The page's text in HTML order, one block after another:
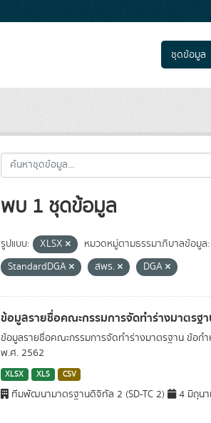
ชุดข้อมูล
พบ 1 ชุดข้อมูล
รูปแบบ: XLSX หมวดหมู่ตามธรรมาภิบาลข้อมูล:
StandardDGA
สพร. DGA
ข้อมูลรายชื่อคณะกรรมการจัดทำร่างมาตรฐ
ข้อมูลรายชื่อคณะกรรมการจัดทำร่างมาตรฐาน ข้อก
พ.ศ. 2562
XLSX XLS CSV
ทีมพัฒนามาตรฐานดิจิทัล 2 (SD-TC 2) 4 มิถุนา